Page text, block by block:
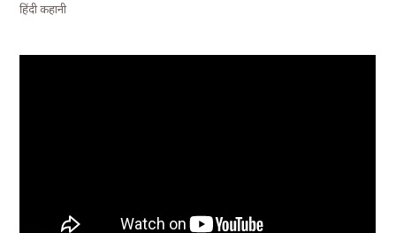
हिंदी कहानी